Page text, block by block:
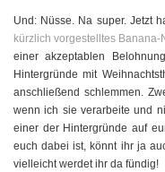
Und: Nüsse. Na super. Jetzt
kürzlich vorgestelltes Banana-
einer akzeptablen
Hintergründe mit
anschließend schlemmen.
wenn ich sie verarbeite und
einer der Hintergründe auf
euch dabei ist, könnt ihr ja
vielleicht werdet ihr da fündig!